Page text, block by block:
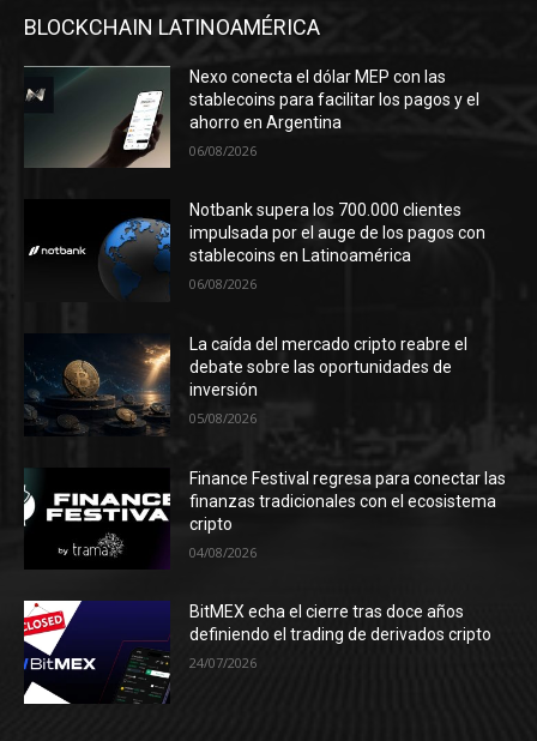
BLOCKCHAIN LATINOAMÉRICA
Nexo conecta el dólar MEP con las
stablecoins para facilitar los pagos y el
ahorro en Argentina
06/08/2026
Notbank supera los 700.000 clientes
impulsada por el auge de los pagos con
stablecoins en Latinoamérica
06/08/2026
La caída del mercado cripto reabre el
debate sobre las oportunidades de
inversión
05/08/2026
Finance Festival regresa para conectar las
finanzas tradicionales con el ecosistema
cripto
04/08/2026
BitMEX echa el cierre tras doce años
definiendo el trading de derivados cripto
24/07/2026